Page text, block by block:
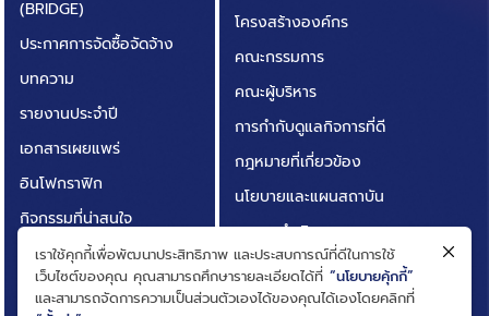
(BRIDGE)
ประกาศการจัดซื้อจัดจ้าง
บทความ
รายงานประจำปี
เอกสารเผยแพร่
อินโฟกราฟิก
กิจกรรมที่น่าสนใจ
ติดต่อเรา
คำถามที่พบบ่อย
โครงสร้างองค์กร
คณะกรรมการ
คณะผู้บริหาร
การกำกับดูแลกิจการที่ดี
กฎหมายที่เกี่ยวข้อง
นโยบายและแผนสถาบัน
ผลการดำเนินงาน
ความโปร่งใสในการดำเนิน
งาน (ITA)
เราใช้คุกกี้เพื่อพัฒนาประสิทธิภาพ และประสบการณ์ที่ดีในการใช้
เว็บไซต์ของคุณ คุณสามารถศึกษารายละเอียดได้ที่ “นโยบายคุ้กกี้”
และสามารถจัดการความเป็นส่วนตัวเองได้ของคุณได้เองโดยคลิกที่